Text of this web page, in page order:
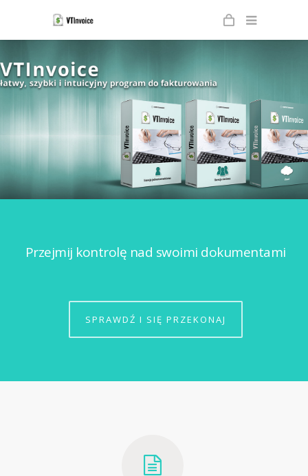
Przejmij kontrolę nad swoimi dokumentami
SPRAWDŹ I SIĘ PRZEKONAJ